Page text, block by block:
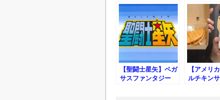
【聖闘士星矢】ペガ
サスファンタジー
【アメリ
ルチキン